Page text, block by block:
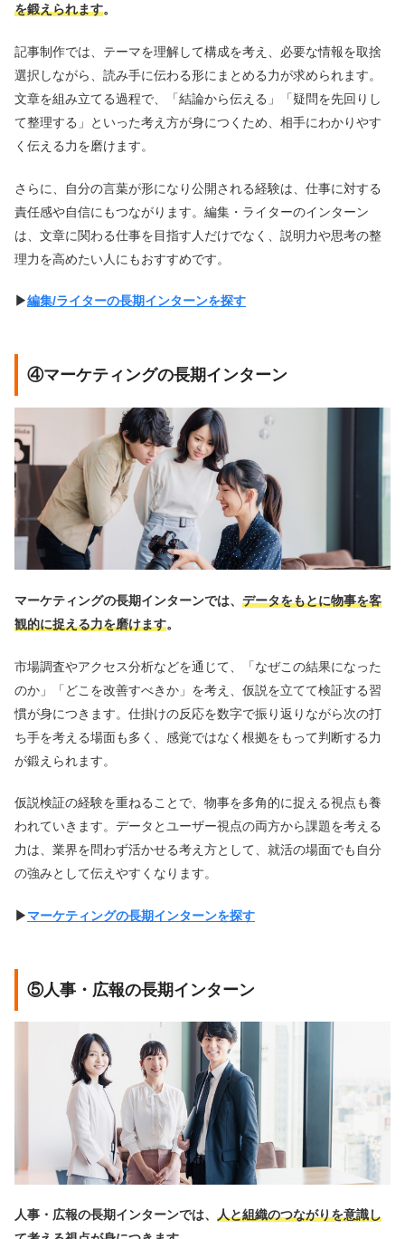
を鍛えられます。
記事制作では、テーマを理解して構成を考え、必要な情報を取捨
選択しながら、読み手に伝わる形にまとめる力が求められます。
文章を組み立てる過程で、「結論から伝える」「疑問を先回りし
て整理する」といった考え方が身につくため、相手にわかりやす
く伝える力を磨けます。
さらに、自分の言葉が形になり公開される経験は、仕事に対する
責任感や自信にもつながります。編集・ライターのインターン
は、文章に関わる仕事を目指す人だけでなく、説明力や思考の整
理力を高めたい人にもおすすめです。
▶︎編集/ライターの長期インターンを探す
④マーケティングの長期インターン
マーケティングの長期インターンでは、 データをもとに物事を客
観的に捉える力を磨けます。
市場調査やアクセス分析などを通じて、「なぜこの結果になった
のか」「どこを改善すべきか」を考え、仮説を立てて検証する習
慣が身につきます。仕掛けの反応を数字で振り返りながら次の打
ち手を考える場面も多く、感覚ではなく根拠をもって判断する力
が鍛えられます。
仮説検証の経験を重ねることで、物事を多角的に捉える視点も養
われていきます。データとユーザー視点の両方から課題を考える
力は、業界を問わず活かせる考え方として、就活の場面でも自分
の強みとして伝えやすくなります。
▶︎マーケティングの長期インターンを探す
⑤人事・広報の長期インターン
人事・広報の長期インターンでは、 人と組織のつながりを意識し